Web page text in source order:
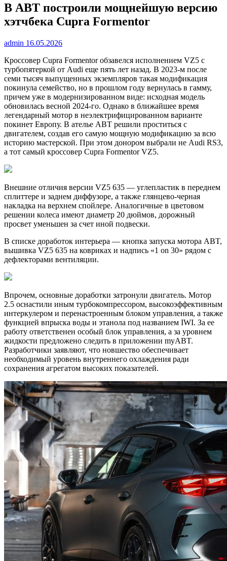
В ABT построили мощнейшую версию
хэтчбека Cupra Formentor
admin 16.05.2026
Кроссовер Cupra Formentor обзавелся исполнением VZ5 с
турбопятеркой от Audi еще пять лет назад. В 2023-м после
семи тысяч выпущенных экземпляров такая модификация
покинула семейство, но в прошлом году вернулась в гамму,
причем уже в модернизированном виде: исходная модель
обновилась весной 2024-го. Однако в ближайшее время
легендарный мотор в неэлектрифицированном варианте
покинет Европу. В ателье ABT решили проститься с
двигателем, создав его самую мощную модификацию за всю
историю мастерской. При этом донором выбрали не Audi RS3,
а тот самый кроссовер Cupra Formentor VZ5.
Внешние отличия версии VZ5 635 — углепластик в переднем
сплиттере и заднем диффузоре, а также глянцево-черная
накладка на верхнем спойлере. Аналогичные в цветовом
решении колеса имеют диаметр 20 дюймов, дорожный
просвет уменьшен за счет иной подвески.
В списке доработок интерьера — кнопка запуска мотора ABT,
вышивка VZ5 635 на ковриках и надпись «1 on 30» рядом с
дефлекторами вентиляции.
Впрочем, основные доработки затронули двигатель. Мотор
2.5 оснастили иным турбокомпрессором, высокоэффективным
интеркулером и перенастроенным блоком управления, а также
функцией впрыска воды и этанола под названием IWI. За ее
работу ответственен особый блок управления, а за уровнем
жидкости предложено следить в приложении myABT.
Разработчики заявляют, что новшество обеспечивает
необходимый уровень внутреннего охлаждения ради
сохранения агрегатом высоких показателей.